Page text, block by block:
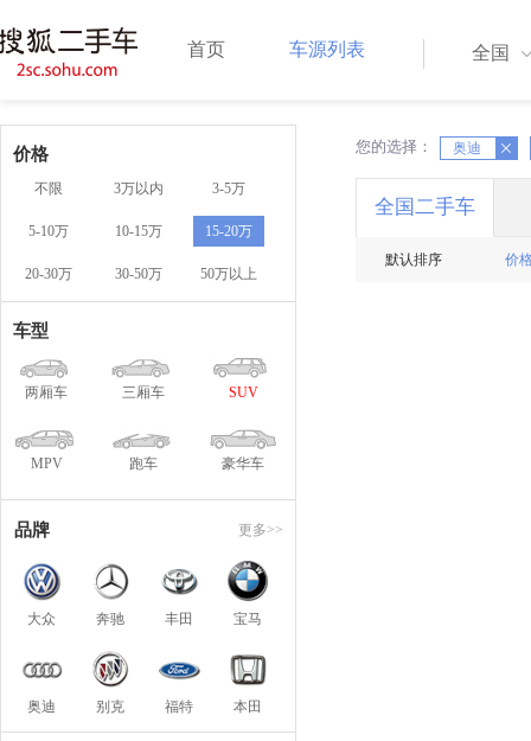
首页 车源列表 全国
价格
不限 3万以内 3-5万
5-10万 10-15万 15-20万
20-30万 30-50万 50万以上
车型
两厢车 三厢车 SUV
MPV 跑车 豪华车
品牌 更多>>
大众 奔驰 丰田 宝马
奥迪 别克 福特 本田
您的选择： 奥迪
X X
全国二手车
默认排序 价